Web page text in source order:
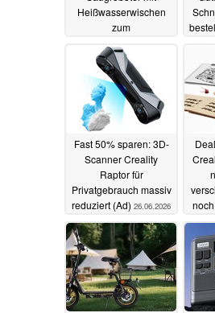
Heißwasserwischen
zum
(Ad)28.06.2026
Fast 50% sparen: 3D-
Scanner Creality
Raptor für
Privatgebrauch massiv
reduziert (Ad) 26.06.2026